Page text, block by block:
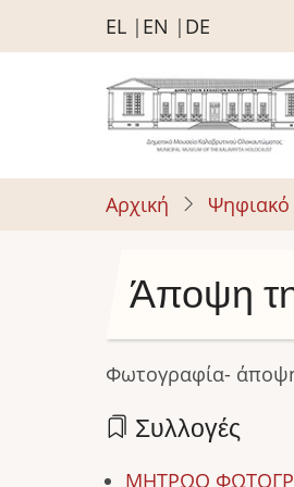
Παράκαμψη
προς
περιεχόμενο
EL EN DE
Αρχική
Άποψη
Φωτογραφία-
Συλλογές
ΜΗΤΡΩΟ